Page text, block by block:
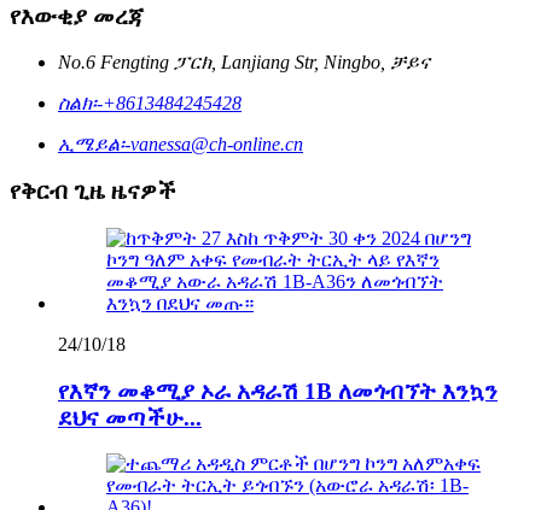
የእውቂያ መረጃ
No.6 Fengting ፓርክ, Lanjiang Str, Ningbo, ቻይና
ስልክ፡-+8613484245428
ኢሜይል፡-vanessa@ch-online.cn
የቅርብ ጊዜ ዜናዎች
24/10/18
የእኛን መቆሚያ ኦራ አዳራሽ 1B ለመጎብኘት እንኳን
ደህና መጣችሁ...